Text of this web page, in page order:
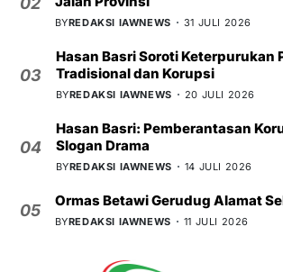
BYREDAKSI IAWNEWS 31 JULI 2026
03
Hasan Basri Soroti Keterpurukan
Tradisional dan Korupsi
BYREDAKSI IAWNEWS 20 JULI 2026
04
Hasan Basri: Pemberantasan
Slogan Drama
BYREDAKSI IAWNEWS 14 JULI 2026
05
Ormas Betawi Gerudug Alamat
BYREDAKSI IAWNEWS 11 JULI 2026